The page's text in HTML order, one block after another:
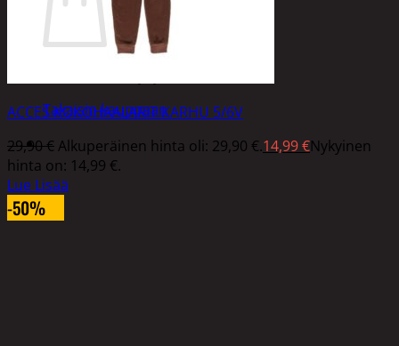
Takaisin kauppaan
ACCES KOKOHAALARIT KARHU 5/6V
29,90€Alkuperäinen hinta oli: 29,90 €.14,99€Nykyinen
hinta on: 14,99 €.
Lue Lisää
-50%